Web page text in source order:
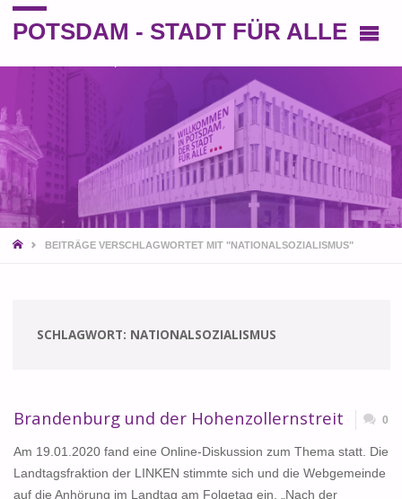
POTSDAM - STADT FÜR ALLE
STARTBEITRÄGE VERSCHLAGWORTET MIT "NATIONALSOZIALISMUS"
SCHLAGWORT: NATIONALSOZIALISMUS
Brandenburg und der Hohenzollernstreit 0
Am 19.01.2020 fand eine Online-Diskussion zum Thema statt. Die
Landtagsfraktion der LINKEN stimmte sich und die Webgemeinde
auf die Anhörung im Landtag am Folgetag ein. „Nach der